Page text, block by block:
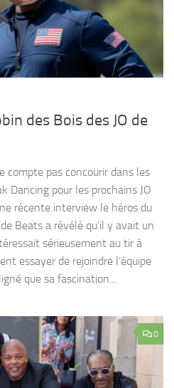
des Bois des JO de
compte pas concourir dans les
Dancing pour les prochains JO
récente interview le héros du
Beats a révélé qu’il y avait un
sérieusement au tir à
essayer de rejoindre l’équipe
que sa fascination...
0